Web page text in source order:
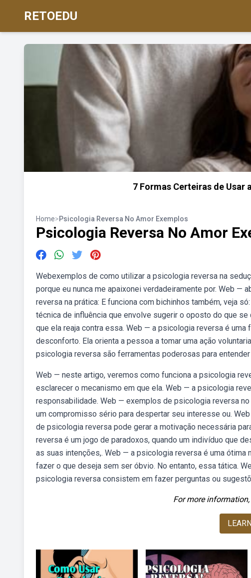
RETOEDU
7 Formas Certeiras de Usar
Home>Psicologia Reversa No Amor Exemplos
Psicologia Reversa No Amor
Webexemplos de como utilizar a psicologia reversa na
porque eu nunca me apaixonei verdadeiramente por. Web
reversa na prática: E funciona com bichinhos também, veja
técnica de influência que envolve sugerir o oposto do que
que ela reaja contra essa. Web — a psicologia reversa é
desconforto. Ela orienta a pessoa a tomar uma ação
psicologia reversa são ferramentas poderosas para
Web — neste artigo, veremos como funciona a psicologia
esclarecer o mecanismo em que ela. Web — a psicologia
responsabilidade. Web — exemplos de psicologia reversa
um compromisso sério para despertar seu interesse ou.
de psicologia reversa pode gerar a motivação necessária
reversa é um jogo de paradoxos, quando um indivíduo que
as suas intenções,. Web — a psicologia reversa é uma ótima
fazer o que deseja sem ser óbvio. No entanto, essa tática.
psicologia reversa consistem em fazer perguntas ou
For more